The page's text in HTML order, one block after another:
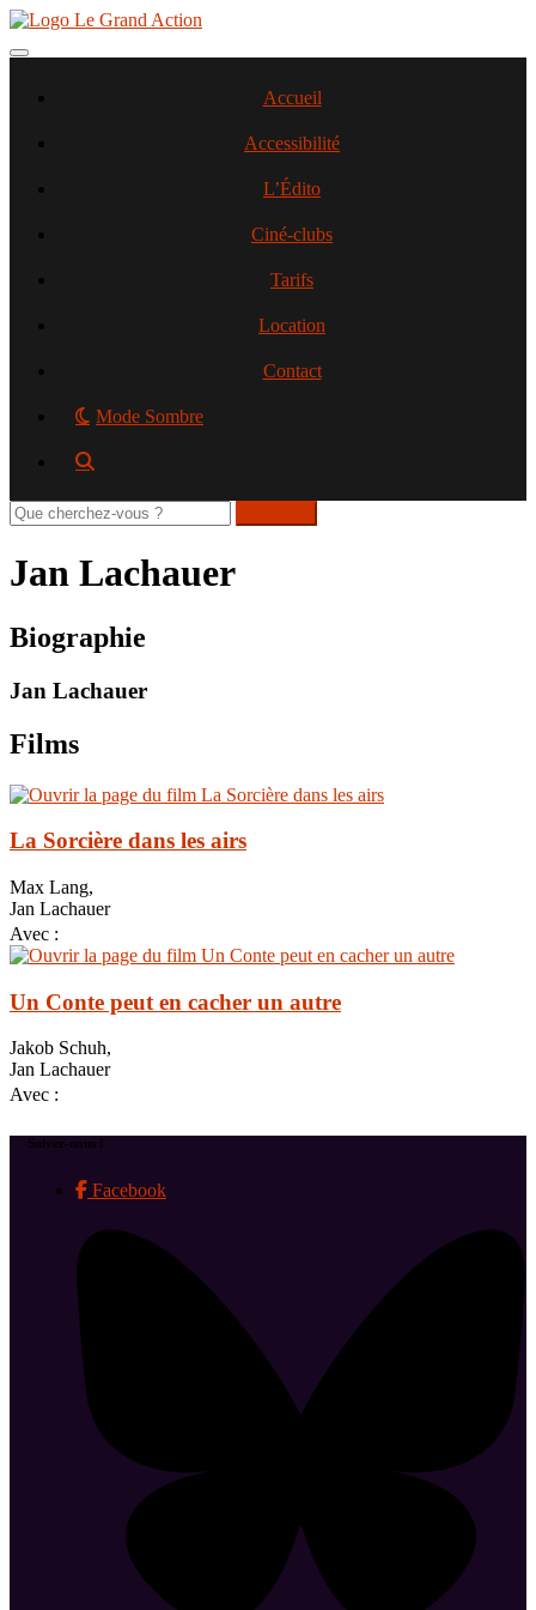
Aller
contenu
Toggle navigation
Accueil
Accessibilité
L’Édito
Ciné-clubs
Tarifs
Location
Contact
Mode Sombre
Rechercher
sur
site
Jan Lachauer
Biographie
Jan Lachauer
Films
La Sorcière dans les airs
Max Lang,
Jan Lachauer
Avec :
Un Conte peut en cacher un autre
Jakob Schuh,
Jan Lachauer
Avec :
Suivez-nous !
Facebook